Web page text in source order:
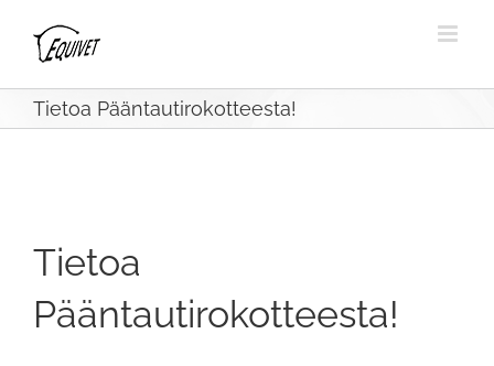
Tietoa Pääntautirokotteesta!
Tietoa
Pääntautirokotteesta!